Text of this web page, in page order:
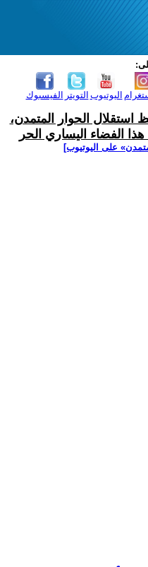
الفيسبوك التويتر اليوتيوب
استقلال الحوار المتمدن،
الفضاء اليساري الحر
على اليوتيوب]